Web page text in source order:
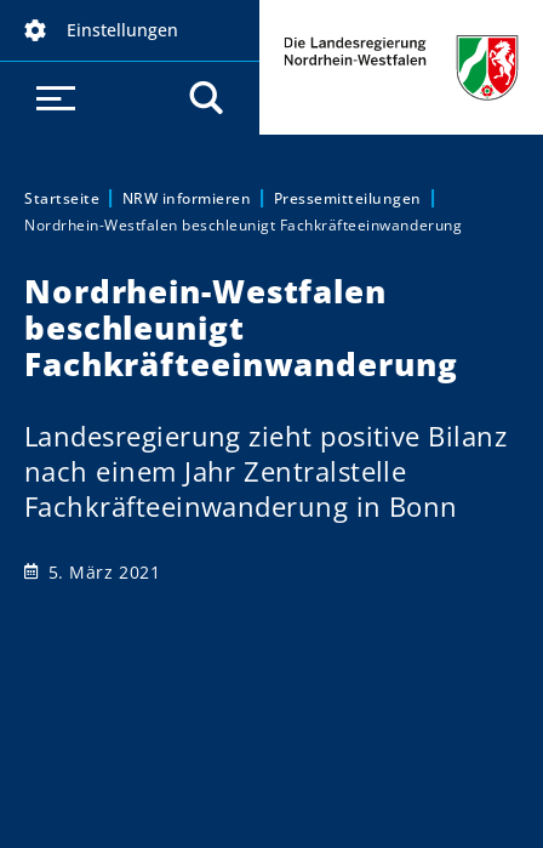
Einstellungen
Sie sind hier:
Startseite NRW informieren
Pressemitteilungen
Nordrhein-Westfalen beschleunigt Fachkräfteeinwanderung
Nordrhein-Westfalen
beschleunigt
Fachkräfteeinwanderung
Landesregierung zieht positive Bilanz
nach einem Jahr Zentralstelle
Fachkräfteeinwanderung in Bonn
5. März 2021